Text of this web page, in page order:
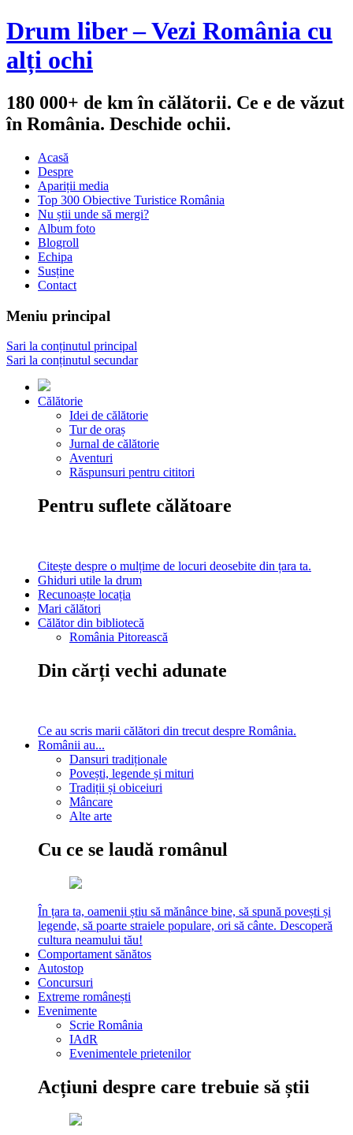
Drum liber – Vezi România cu
alți ochi
180 000+ de km în călătorii. Ce e de văzut
în România. Deschide ochii.
Acasă
Despre
Apariții media
Top 300 Obiective Turistice România
Nu știi unde să mergi?
Album foto
Blogroll
Echipa
Susține
Contact
Meniu principal
Sari la conținutul principal
Sari la conținutul secundar
Călătorie
Idei de călătorie
Tur de oraș
Jurnal de călătorie
Aventuri
Răspunsuri pentru cititori
Pentru suflete călătoare
Citește despre o mulțime de locuri deosebite din țara ta.
Ghiduri utile la drum
Recunoaște locația
Mari călători
Călător din bibliotecă
România Pitorească
Din cărți vechi adunate
Ce au scris marii călători din trecut despre România.
Românii au...
Dansuri tradiționale
Povești, legende și mituri
Tradiții și obiceiuri
Mâncare
Alte arte
Cu ce se laudă românul
În țara ta, oamenii știu să mănânce bine, să spună povești și
legende, să poarte straiele populare, ori să cânte. Descoperă
cultura neamului tău!
Comportament sănătos
Autostop
Concursuri
Extreme românești
Evenimente
Scrie România
IAdR
Evenimentele prietenilor
Acțiuni despre care trebuie să știi